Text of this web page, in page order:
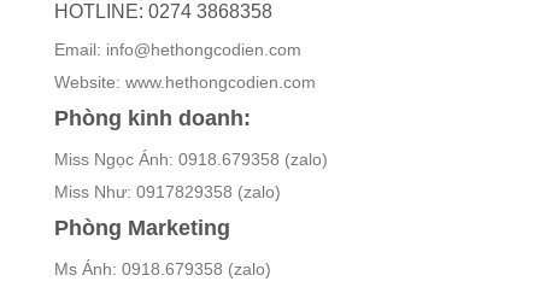
HOTLINE: 0274 3868358
Email: info@hethongcodien.com
Website: www.hethongcodien.com
Phòng kinh doanh:
Miss Ngọc Ánh: 0918.679358 (zalo)
Miss Như: 0917829358 (zalo)
Phòng Marketing
Ms Ánh: 0918.679358 (zalo)